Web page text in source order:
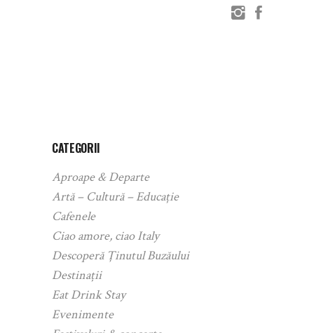
CATEGORII
Aproape & Departe
Artă – Cultură – Educație
Cafenele
Ciao amore, ciao Italy
Descoperă Ținutul Buzăului
Destinații
Eat Drink Stay
Evenimente